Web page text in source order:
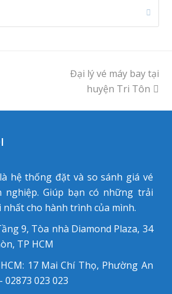
next
post:
Đại lý vé máy bay tại
huyện Tri Tôn
hệ thống đặt và so sánh giá vé
nghiệp. Giúp bạn có những trải
cho hành trình của mình.
9, Tòa nhà Diamond Plaza, 34
TP HCM
17 Mai Chí Thọ, Phường An
02873 023 023